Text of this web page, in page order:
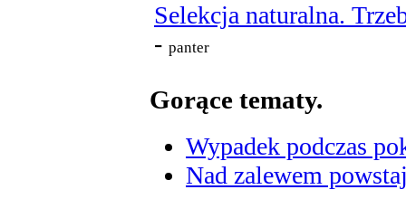
Selekcja naturalna.
- panter
Gorące tematy.
Wypadek podczas
Nad zalewem